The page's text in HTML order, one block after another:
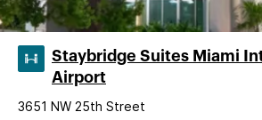
Staybridge Suites Miami
Airport
3651 NW 25th Street